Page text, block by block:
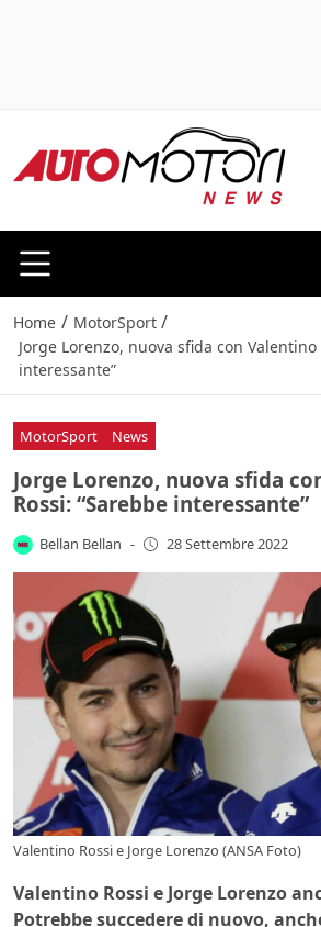
Home / MotorSport /
Jorge Lorenzo, nuova sfida con Valentino
interessante”
MotorSport News
Jorge Lorenzo, nuova sfida
Rossi: “Sarebbe interessante”
Bellan Bellan - 28 Settembre 2022
Valentino Rossi e Jorge Lorenzo (ANSA Foto)
Valentino Rossi e Jorge Lorenzo
Potrebbe succedere di nuovo,